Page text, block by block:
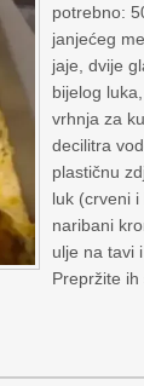
potrebno:
janjećeg
jaje, dvije
bijelog
vrhnja za
decilitra
plastičnu
luk (crveni
naribani
ulje na tavi
Prepržite